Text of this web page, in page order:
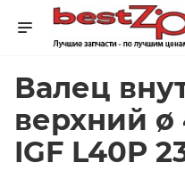
Валец
верхний
IGF L40P